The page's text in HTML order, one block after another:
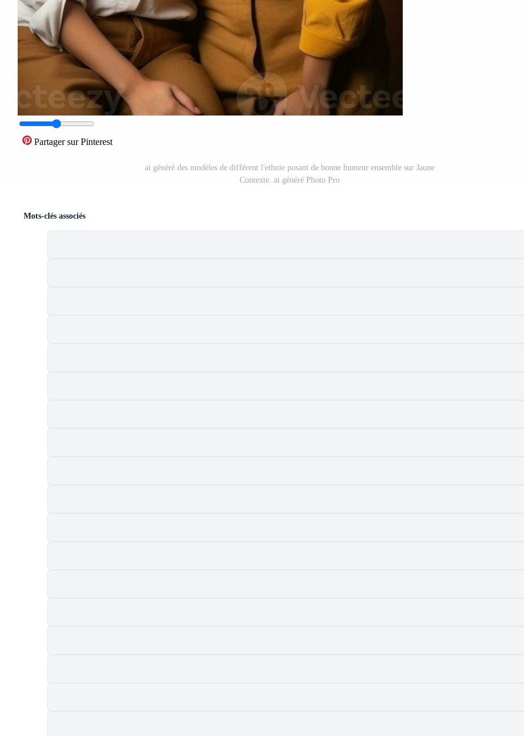
Partager sur Pinterest
ai généré des modèles de différent l'ethnie posant de bonne humeur ensemble sur Jaune
Contexte. ai généré Photo Pro
Mots-clés associés